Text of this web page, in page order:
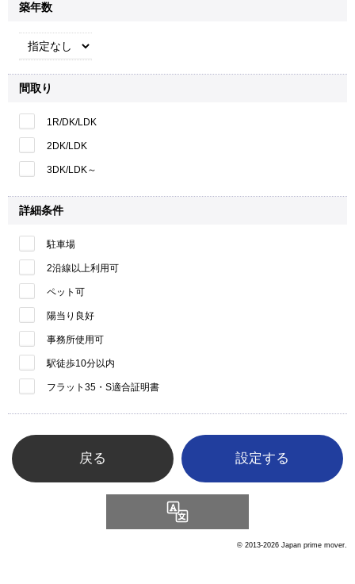
築年数
間取り
1R/DK/LDK
2DK/LDK
3DK/LDK～
詳細条件
駐車場
2沿線以上利用可
ペット可
陽当り良好
事務所使用可
駅徒歩10分以内
フラット35・S適合証明書
戻る
© 2013-2026 Japan prime mover.